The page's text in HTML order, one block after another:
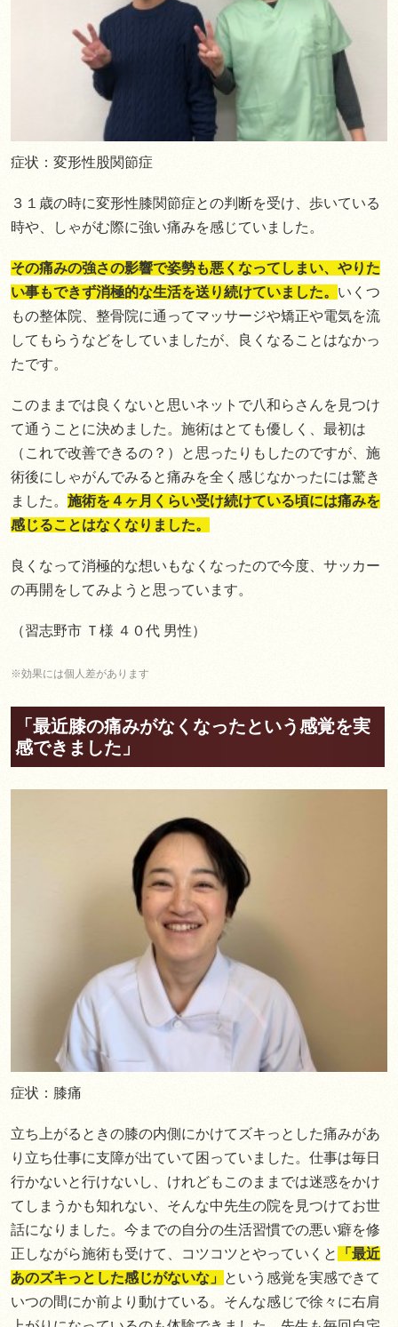
症状：変形性股関節症
３１歳の時に変形性膝関節症との判断を受け、歩いている
時や、しゃがむ際に強い痛みを感じていました。
その痛みの強さの影響で姿勢も悪くなってしまい、やりた
い事もできず消極的な生活を送り続けていました。 いくつ
もの整体院、整骨院に通ってマッサージや矯正や電気を流
してもらうなどをしていましたが、良くなることはなかっ
たです。
このままでは良くないと思いネットで八和らさんを見つけ
て通うことに決めました。施術はとても優しく、最初は
（これで改善できるの？）と思ったりもしたのですが、施
術後にしゃがんでみると痛みを全く感じなかったには驚き
ました。 施術を４ヶ月くらい受け続けている頃には痛みを
感じることはなくなりました。
良くなって消極的な想いもなくなったので今度、サッカー
の再開をしてみようと思っています。
（習志野市 Ｔ様 ４０代 男性）
※効果には個人差があります
「最近膝の痛みがなくなったという感覚を実
感できました」
症状：膝痛
立ち上がるときの膝の内側にかけてズキっとした痛みがあ
り立ち仕事に支障が出ていて困っていました。仕事は毎日
行かないと行けないし、けれどもこのままでは迷惑をかけ
てしまうかも知れない、そんな中先生の院を見つけてお世
話になりました。今までの自分の生活習慣での悪い癖を修
正しながら施術も受けて、コツコツとやっていくと
「最近
あのズキっとした感じがないな」
という感覚を実感できて
いつの間にか前より動けている。そんな感じで徐々に右肩